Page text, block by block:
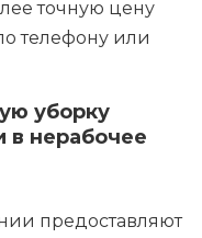
точную цену
телефону или
уборку
в нерабочее
предоставляют